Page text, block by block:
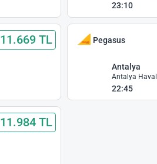
23:10
11.669 TL Pegasus
Antalya
Antalya
22:45
11.984 TL